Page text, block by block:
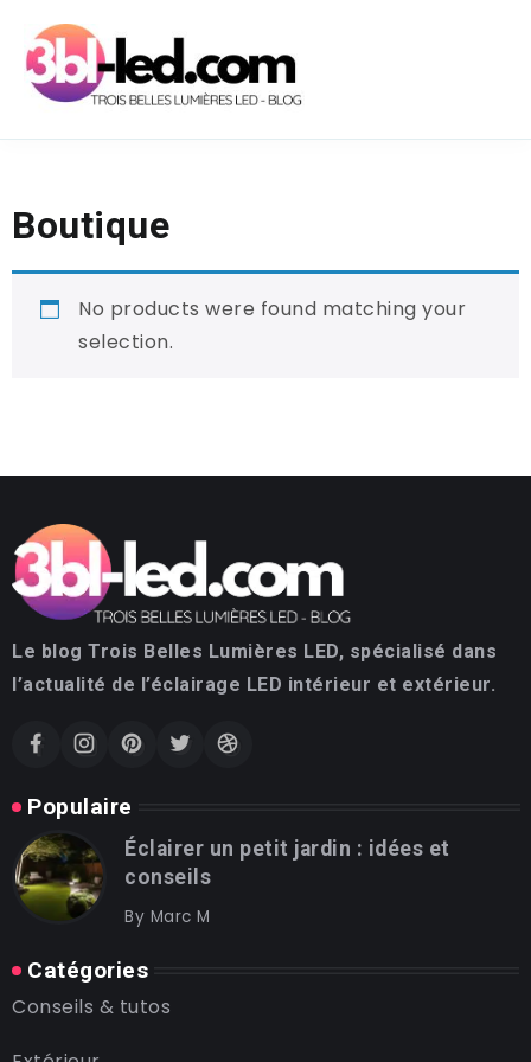
Boutique
No products were found matching your
selection.
Le blog Trois Belles Lumières LED, spécialisé dans
l’actualité de l’éclairage LED intérieur et extérieur.
Populaire
Éclairer un petit jardin : idées et
conseils
By Marc M
Catégories
Conseils & tutos